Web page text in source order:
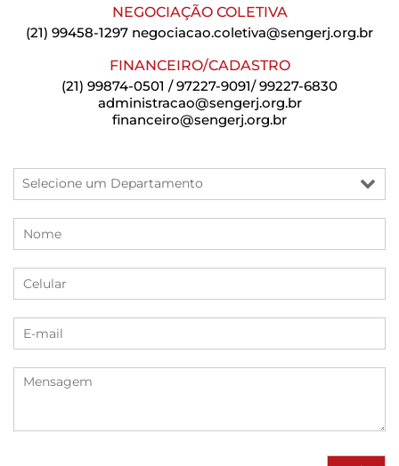
NEGOCIAÇÃO COLETIVA
(21) 99458-1297 negociacao.coletiva@sengerj.org.br
FINANCEIRO/CADASTRO
(21) 99874-0501 / 97227-9091/ 99227-6830
administracao@sengerj.org.br
financeiro@sengerj.org.br